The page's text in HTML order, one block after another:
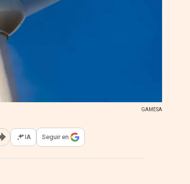
GAMESA
Abrir opciones para compartir
IA Seguir en